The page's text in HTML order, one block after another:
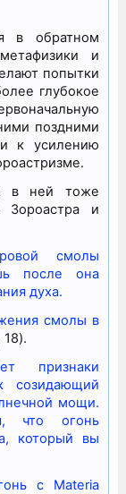
в обратном
и
попытки
глубокое
поздними
к усилению
в ней тоже
Зороастра и
смолы
после она
духа.
смолы в
признаки
созидающий
мощи.
что огонь
который вы
с Materia